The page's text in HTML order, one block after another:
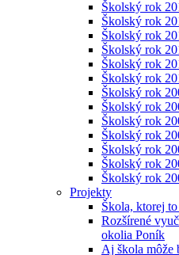
Školský rok
Školský rok
Školský rok
Školský rok
Školský rok
Školský rok
Školský rok
Školský rok
Školský rok
Školský rok
Školský rok
Školský rok
Školský rok
Projekty
Škola, ktorej
Rozšírené
okolia Poník
Aj škola môže